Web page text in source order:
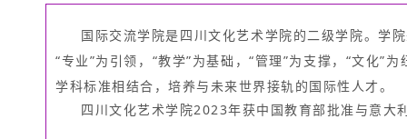
国际交流学院是四川文化艺术学院的二级学院。学
“专业”为引领，“教学”为基础，“管理”为支撑，“文化
学科标准相结合，培养与未来世界接轨的国际性人才。
四川文化艺术学院2023年获中国教育部批准与意大